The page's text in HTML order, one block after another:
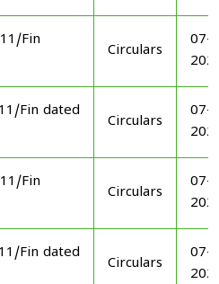
Fin
Circulars
07-
Fin dated
Circulars
07-
Fin
Circulars
07-
Fin dated
Circulars
07-